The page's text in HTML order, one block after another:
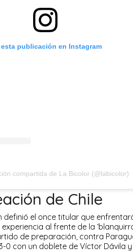
esta publicación en Instagram
compartida de La Bicolor (@labicolor)
de Chile
definió el once titular que
al frente de la
de preparación, contra
3-0 con un doblete de Víctor Dávila